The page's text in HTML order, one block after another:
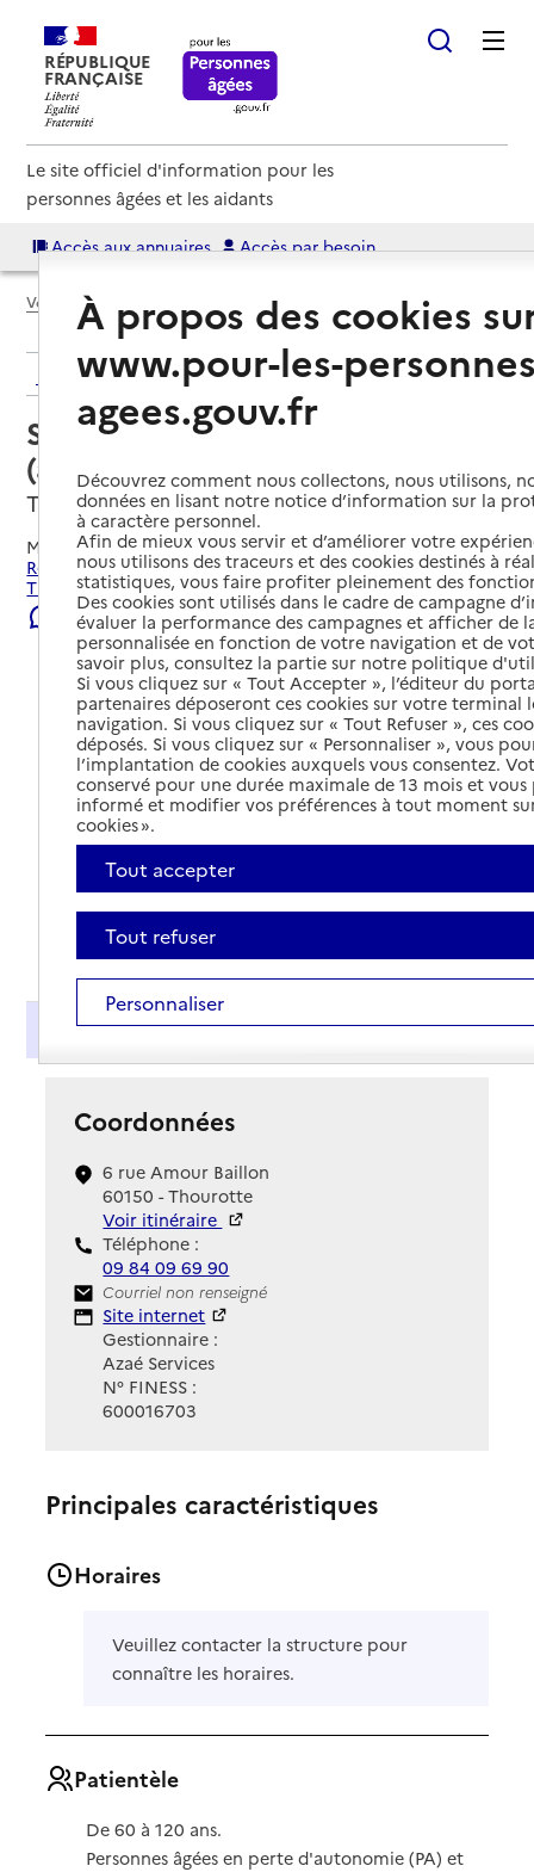
RÉPUBLIQUE
FRANÇAISE
Le site officiel d'information pour les
personnes âgées et les aidants
Accès aux annuaires Accès par besoin
Voir le fil d’Ariane
Retour aux résultats de l'annuaire
Service autonomie à domicile
(aide) – Azaé Services
Thourotte, OISE
Mis à jour le22/07/2026
Rechercher les établissements et services autour de
Thourotte.
Signaler une erreur
Présentation
Coordonnées
6 rue Amour Baillon
60150 - Thourotte
Voir itinéraire
Téléphone :
09 84 09 69 90
Contact
Courriel non renseigné
Site Internet
Site internet
Gestionnaire :
Azaé Services
N° FINESS :
600016703
Principales caractéristiques
Horaires
Veuillez contacter la structure pour
connaître les horaires.
Patientèle
De 60 à 120 ans.
Personnes âgées en perte d'autonomie (PA) et
À propos des cookies
www.pour-les-
agees.gouv.fr
Découvrez comment nous collectons, nous utilisons,
données en lisant notre notice d’information sur la
à caractère personnel.
Afin de mieux vous servir et d’améliorer votre
nous utilisons des traceurs et des cookies destinés à
statistiques, vous faire profiter pleinement des
Des cookies sont utilisés dans le cadre de campagne
évaluer la performance des campagnes et afficher de
personnalisée en fonction de votre navigation et de
savoir plus, consultez la partie sur notre politique
Si vous cliquez sur « Tout Accepter », l’éditeur du
partenaires déposeront ces cookies sur votre terminal
navigation. Si vous cliquez sur « Tout Refuser », ces
déposés. Si vous cliquez sur « Personnaliser », vous
l’implantation de cookies auxquels vous consentez.
conservé pour une durée maximale de 13 mois et
informé et modifier vos préférences à tout moment
cookies ».
Tout accepter
Tout refuser
Personnaliser